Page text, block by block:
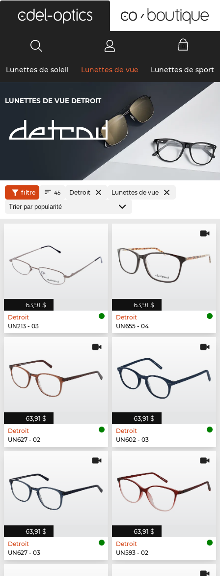
Lunettes de soleil Lunettes de vue Lunettes de sport
LUNETTES DE VUE DETROIT
filtre 45 Detroit Lunettes de vue
63,91 $
Detroit
UN213 - 03
63,91 $
Detroit
UN655 - 04
63,91 $
Detroit
UN627 - 02
63,91 $
Detroit
UN602 - 03
63,91 $
Detroit
UN627 - 03
63,91 $
Detroit
UN593 - 02